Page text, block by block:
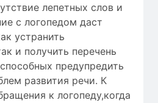
лепетных слов и
с логопедом даст
устранить
и получить перечень
предупредить
развития речи. К
к логопеду,когда